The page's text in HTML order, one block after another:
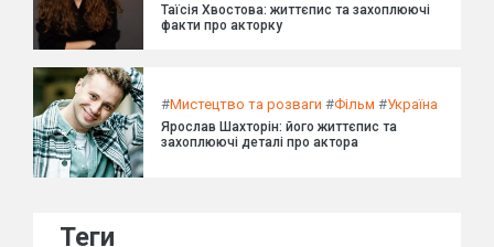
Таїсія Хвостова: життєпис та захоплюючі
факти про акторку
#Мистецтво та розваги #Фільм #Україна
Ярослав Шахторін: його життєпис та
захоплюючі деталі про актора
Теги